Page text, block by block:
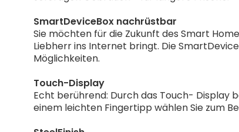
SmartDeviceBox nachrüstbar
Sie möchten für die Zukunft des Smart
Liebherr ins Internet bringt. Die
Möglichkeiten.
Touch-Display
Echt berührend: Durch das Touch- Display
einem leichten Fingertipp wählen Sie zum